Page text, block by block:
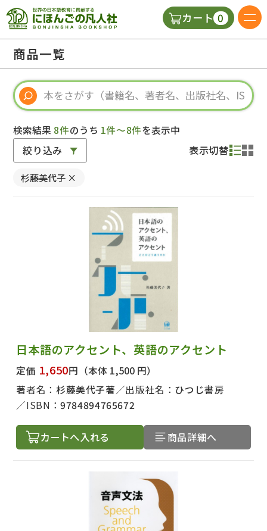
カート 0
視聴覚・補助教材
教師用参考書
商品一覧
検索結果 8件のうち 1件～8件を表示中
絞り込み 表示切替
杉藤美代子 ×
日本語のアクセント、英語のアクセント
定価 1,650円 （本体 1,500 円）
著者名： 杉藤美代子著 出版社名： ひつじ書房
ISBN：9784894765672
カートへ入れる 商品詳細へ